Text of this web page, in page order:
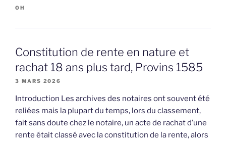
OH
Constitution de rente en nature et
rachat 18 ans plus tard, Provins 1585
3 MARS 2026
Introduction Les archives des notaires ont souvent été
reliées mais la plupart du temps, lors du classement,
fait sans doute chez le notaire, un acte de rachat d’une
rente était classé avec la constitution de la rente, alors